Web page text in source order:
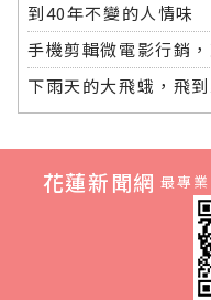
到40年不變的人情味
手機剪輯微電影行銷
下雨天的大飛蛾，飛
花蓮新聞網 最專